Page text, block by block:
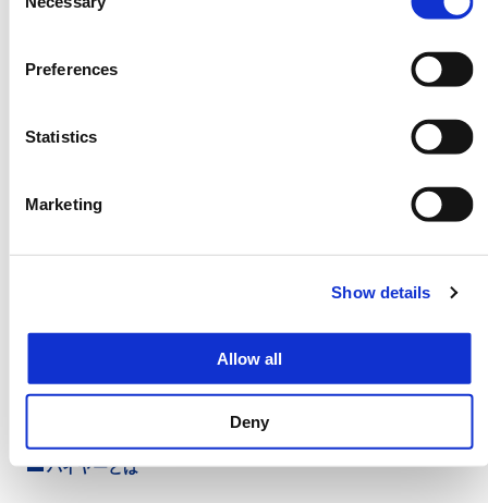
Selection
Preferences
Statistics
Marketing
Show details
Allow all
Deny
国内旅行
訪日旅行
トラベル
バイヤーとは